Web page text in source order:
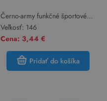
Černo-army funkčné športové
tričko
Veľkosť: 146
Cena: 3,44 €
Pridať do košíka